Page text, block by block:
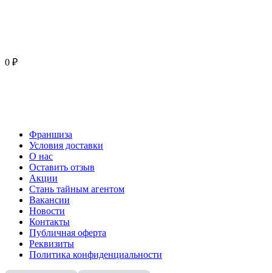
0 ₽
Франшиза
Условия доставки
О нас
Оставить отзыв
Акции
Стань тайным агентом
Вакансии
Новости
Контакты
Публичная оферта
Реквизиты
Политика конфиденциальности